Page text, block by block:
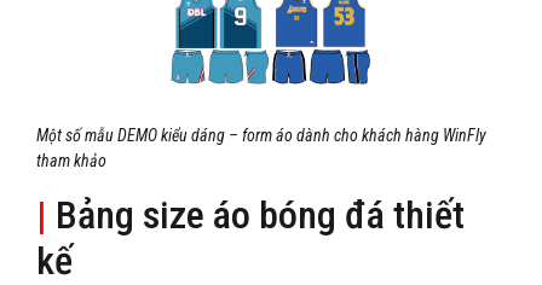
Một số mẫu DEMO kiểu dáng – form áo dành cho khách hàng WinFly
tham khảo
| Bảng size áo bóng đá thiết
kế